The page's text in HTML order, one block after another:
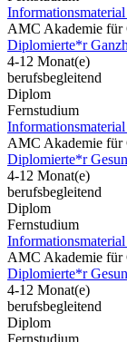
AMC Akademie für
Diplomierte*r
4-12 Monat(e)
berufsbegleitend
Diplom
Fernstudium
AMC Akademie für
Diplomierte*r
4-12 Monat(e)
berufsbegleitend
Diplom
Fernstudium
AMC Akademie für
Diplomierte*r
4-12 Monat(e)
berufsbegleitend
Diplom
Fernstudium